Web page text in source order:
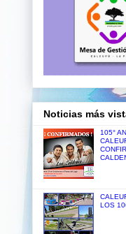
Noticias más
105°
LOS